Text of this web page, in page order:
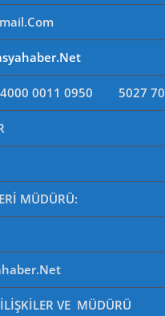
4000 0011 0950 5027 70
MÜDÜRÜ:
VE MÜDÜRÜ